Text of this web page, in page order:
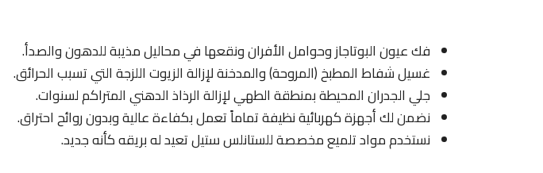
فك عيون البوتاجاز وحوامل الأفران ونقعها في محاليل مذيبة للدهون والصدأ.
غسيل شفاط المطبخ (المروحة) والمدخنة لإزالة الزيوت اللزجة التي تسبب الحرائق.
جلي الجدران المحيطة بمنطقة الطهي لإزالة الرذاذ الدهني المتراكم لسنوات.
نضمن لك أجهزة كهربائية نظيفة تماماً تعمل بكفاءة عالية وبدون روائح احتراق.
نستخدم مواد تلميع مخصصة للستانلس ستيل تعيد له بريقه كأنه جديد.